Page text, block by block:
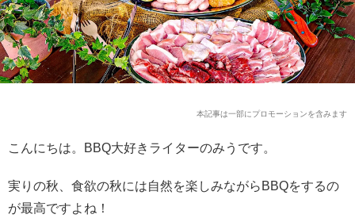
本記事は一部にプロモーションを含みます
こんにちは。 BBQ大好きライターのみうです。
実りの秋、食欲の秋には自然を楽しみながらBBQをするの
が最高ですよね！